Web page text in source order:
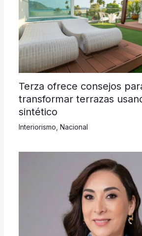
Terza ofrece consejos
transformar terrazas
sintético
Interiorismo Nacional